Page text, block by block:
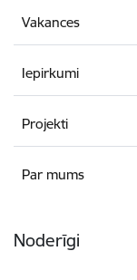
Vakances
Iepirkumi
Projekti
Par mums
Noderīgi